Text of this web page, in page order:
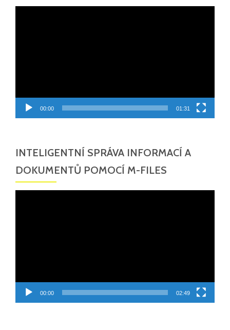
00:00 01:31
INTELIGENTNÍ SPRÁVA INFORMACÍ A
DOKUMENTŮ POMOCÍ M-FILES
00:00 02:49